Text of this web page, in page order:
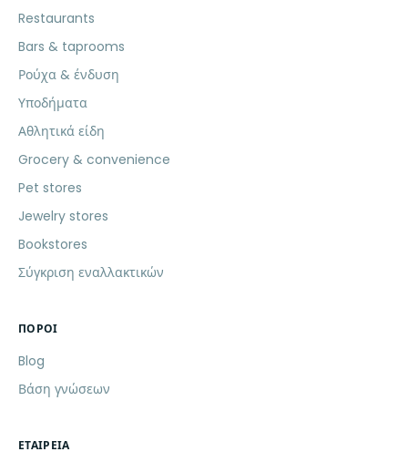
Restaurants
Bars & taprooms
Ρούχα & ένδυση
Υποδήματα
Αθλητικά είδη
Grocery & convenience
Pet stores
Jewelry stores
Bookstores
Σύγκριση εναλλακτικών
ΠΌΡΟΙ
Blog
Βάση γνώσεων
ΕΤΑΙΡΕΊΑ